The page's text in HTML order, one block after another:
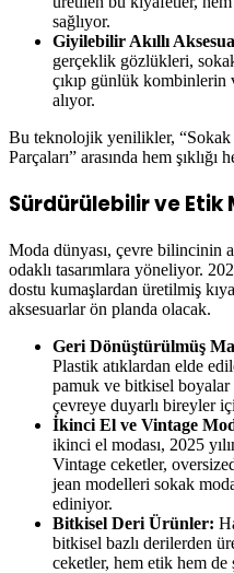
sağlıyor.
Giyilebilir Akıllı
gerçeklik gözlükleri,
çıkıp günlük kombinlerin
alıyor.
Bu teknolojik yenilikler, “Sokak
Parçaları” arasında hem
Sürdürülebilir ve Etik
Moda dünyası, çevre bilincinin
odaklı tasarımlara yöneliyor.
dostu kumaşlardan üretilmiş
aksesuarlar ön planda olacak.
Geri Dönüştürülmüş
Plastik atıklardan elde
pamuk ve bitkisel
çevreye duyarlı bireyler
İkinci El ve Vintage
ikinci el modası, 2025
Vintage ceketler,
jean modelleri sokak
ediniyor.
Bitkisel Deri Ürünler:
bitkisel bazlı derilerden
ceketler, hem etik hem de